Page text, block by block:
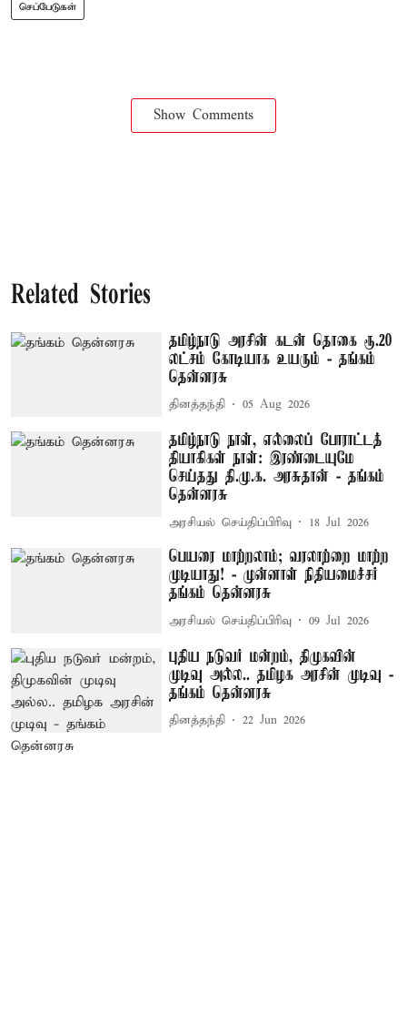
செப்பேடுகள்
Show Comments
Related Stories
தமிழ்நாடு அரசின் கடன் தொகை ரூ.20
லட்சம் கோடியாக உயரும் - தங்கம்
தென்னரசு
தினத்தந்தி 05 Aug 2026
தமிழ்நாடு நாள், எல்லைப் போராட்டத்
தியாகிகள் நாள்: இரண்டையுமே
செய்தது தி.மு.க. அரசுதான் - தங்கம்
தென்னரசு
அரசியல் செய்திப்பிரிவு 18 Jul 2026
பெயரை மாற்றலாம்; வரலாற்றை மாற்ற
முடியாது! - முன்னாள் நிதியமைச்சர்
தங்கம் தென்னரசு
அரசியல் செய்திப்பிரிவு 09 Jul 2026
புதிய நடுவர் மன்றம், திமுகவின்
முடிவு அல்ல.. தமிழக அரசின் முடிவு -
தங்கம் தென்னரசு
தினத்தந்தி 22 Jun 2026